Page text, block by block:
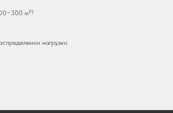
м²?
нагрузки.